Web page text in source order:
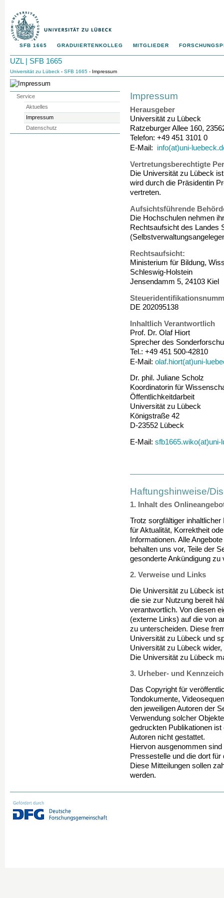
SFB 1665 GRADUIERTENKOLLEG MITGLIEDER
UZL | SFB 1665
Universität zu Lübeck - SFB 1665 - Impressum
Impressum
Herausgeber
Universität zu Lübeck
Ratzeburger Allee 160,
Telefon: +49 451 3101 0
E-Mail: info(at)uni-
Vertretungsberechtigte
Die Universität zu Lübeck
wird durch die Präsidentin
vertreten.
Aufsichtsführende
Die Hochschulen nehmen
Rechtsaufsicht des Landes
Rechtsaufsicht:
Ministerium für Bildung,
Schleswig-Holstein
Jensendamm 5, 24103 Kiel
DE 202095138
Inhaltlich Verantwortlich
Prof. Dr. Olaf Hiort
Sprecher des
Tel.: +49 451 500-42810
E-Mail: olaf.hiort(at)uni-
Dr. phil. Juliane Scholz
Koordinatorin für
Öffentlichkeitdarbeit
Universität zu Lübeck
Königstraße 42
D-23552 Lübeck
E-Mail: sfb1665.wiko(at)uni-
Haftungshinweise/
1. Inhalt des
Trotz sorgfältiger
für Aktualität, Korrektheit
Informationen. Alle
behalten uns vor, Teile der
gesonderte Ankündigung
2. Verweise und Links
Die Universität zu Lübeck
die sie zur Nutzung bereit
verantwortlich. Von diesen
(externe Links) auf die von
zu unterscheiden. Diese
Universität zu Lübeck und
Universität zu Lübeck
Die Universität zu Lübeck
3. Urheber- und
Das Copyright für
Tondokumente,
den jeweiligen Autoren der
Verwendung solcher
gedruckten Publikationen
Autoren nicht gestattet.
Hiervon ausgenommen
Pressestelle und die dort
Diese Mitteilungen sollen
werden.
Service
Aktuelles
Impressum
Datenschutz